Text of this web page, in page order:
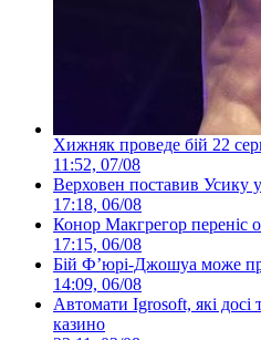
Хижняк проведе бій 22
11:52, 07/08
Верховен поставив Усику
17:18, 06/08
Конор Макгрегор переніс
17:15, 06/08
Бій Ф’юрі-Джошуа може
14:09, 06/08
Автомати Igrosoft, які
казино